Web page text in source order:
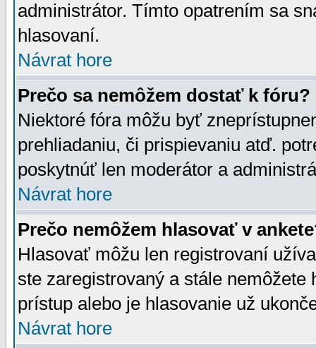
administrátor. Tímto opatrením sa
hlasovaní.
Návrat hore
Prečo sa nemôžem dostať k fóru?
Niektoré fóra môžu byť
prehliadaniu, či prispievaniu atď.
poskytnúť len moderátor a
Návrat hore
Prečo nemôžem hlasovať v
Hlasovať môžu len registrovaní
ste zaregistrovaný a stále
prístup alebo je hlasovanie už
Návrat hore